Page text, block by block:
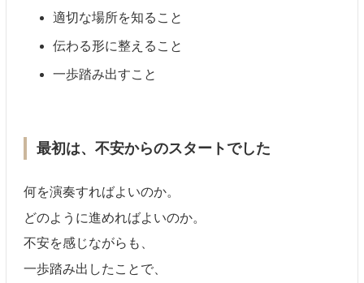
適切な場所を知ること
伝わる形に整えること
一歩踏み出すこと
最初は、不安からのスタートでした
何を演奏すればよいのか。
どのように進めればよいのか。
不安を感じながらも、
一歩踏み出したことで、